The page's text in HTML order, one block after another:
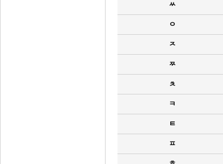
ㅆ
ㅇ
ㅈ
ㅉ
ㅊ
ㅋ
ㅌ
ㅍ